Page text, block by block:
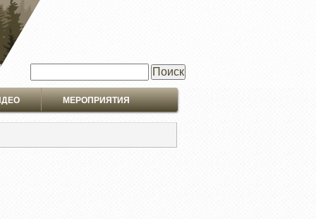
МЕРОПРИЯТИЯ